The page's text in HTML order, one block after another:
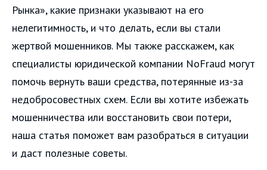
Рынка», какие признаки указывают на его
нелегитимность, и что делать, если вы стали
жертвой мошенников. Мы также расскажем, как
специалисты юридической компании NoFraud могут
помочь вернуть ваши средства, потерянные из-за
недобросовестных схем. Если вы хотите избежать
мошенничества или восстановить свои потери,
наша статья поможет вам разобраться в ситуации
и даст полезные советы.